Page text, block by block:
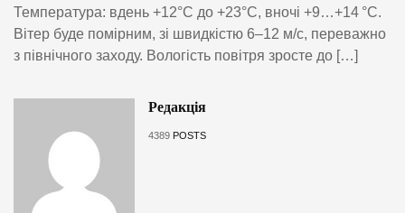
Температура: вдень +12°C до +23°C, вночі +9…+14 °C.
Вітер буде помірним, зі швидкістю 6–12 м/с, переважно
з північного заходу. Вологість повітря зросте до […]
Редакція
4389 POSTS